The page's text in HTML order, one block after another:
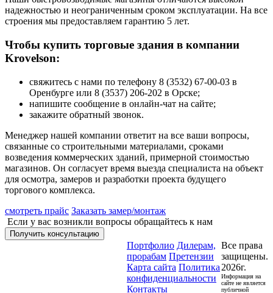
надежностью и неограниченным сроком эксплуатации. На все
строения мы предоставляем гарантию 5 лет.
Чтобы купить торговые здания в компании
Krovelson:
свяжитесь с нами по телефону 8 (3532) 67-00-03 в
Оренбурге или 8 (3537) 206-202 в Орске;
напишите сообщение в онлайн-чат на сайте;
закажите обратный звонок.
Менеджер нашей компании ответит на все ваши вопросы,
связанные со строительными материалами, сроками
возведения коммерческих зданий, примерной стоимостью
магазинов. Он согласует время выезда специалиста на объект
для осмотра, замеров и разработки проекта будущего
торгового комплекса.
смотреть прайс Заказать замер/монтаж
Если у вас возникли вопросы обращайтесь к нам
Получить консультацию
Портфолио Дилерам,
прорабам Претензии
Карта сайта Политика
конфиденциальности
Контакты
Все права
защищены.
2026г.
Информация на
сайте не является
публичной